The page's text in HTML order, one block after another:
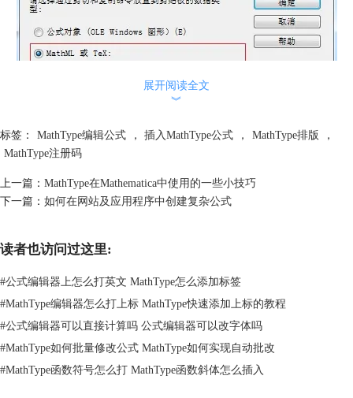
选择“LaTeX 2.09及以后的版本”翻译器
3.在MathType中创建公式。选中公式，将它复制粘贴在需要的地方。
了使用它而不用复制TeX语言到编辑窗口了。
由于TeX是一种程序语言，所以在文档的其它部份就有很多方式来辨别这
些数学式。TeX使用特殊的分隔符来实现这一点。比如，大家都知道的美
元符号，TeX公式也使用相似的符号$......$。TeX处理器就能将这个字符
串当作数学公式来处理。检查“帮助和支持”里面的网站或者应用软件的文
TeX翻译器中，在将公式粘贴进去后将需要这些分隔符都删掉。
展开阅读全文
︾
标签： MathType编辑公式 ， 插入MathType公式 ， MathType排版
，
MathType注册码
上一篇： MathType在Mathematica中使用的一些小技巧
下一篇： 如何在网站及应用程序中创建复杂公式
读者也访问过这里:
#公式编辑器上怎么打英文 MathType怎么添加标签
#MathType编辑器怎么打上标 MathType快速添加上标的教程
#公式编辑器可以直接计算吗 公式编辑器可以改字体吗
#MathType如何批量修改公式 MathType如何实现自动批改
#MathType函数符号怎么打 MathType函数斜体怎么插入